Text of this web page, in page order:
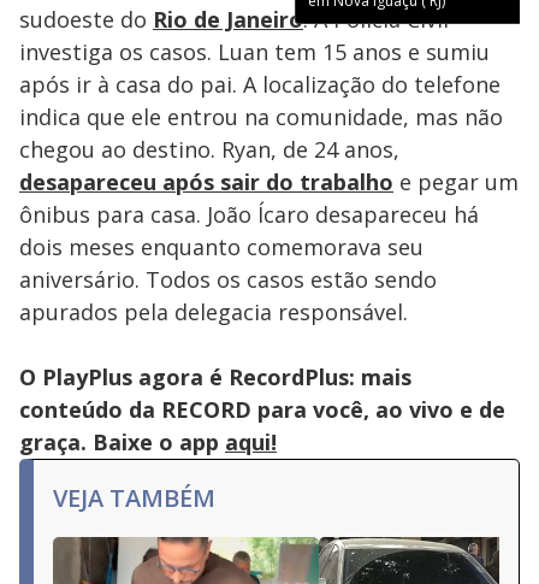
sudoeste do Rio de Janeiro. A Polícia Civil
investiga os casos. Luan tem 15 anos e sumiu
após ir à casa do pai. A localização do telefone
indica que ele entrou na comunidade, mas não
chegou ao destino. Ryan, de 24 anos,
desapareceu após sair do trabalho e pegar um
ônibus para casa. João Ícaro desapareceu há
dois meses enquanto comemorava seu
aniversário. Todos os casos estão sendo
apurados pela delegacia responsável.
O PlayPlus agora é RecordPlus: mais
conteúdo da RECORD para você, ao vivo e de
graça. Baixe o app aqui!
VEJA TAMBÉM